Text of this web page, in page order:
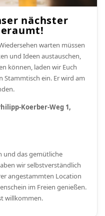
nächster
warten müssen
und Ideen austauschen,
können, laden wir Euch
Stammtisch ein. Er wird am
Koerber-Weg 1,
und das gemütliche
wir selbstverständlich
angestammten Location
im Freien genießen.
willkommen.